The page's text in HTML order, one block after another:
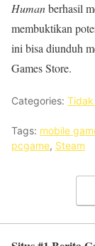
Humanberhasil
membuktikan
ini bisa diunduh
Games Store.
Categories:
Tags: mobile
pcgame, Steam